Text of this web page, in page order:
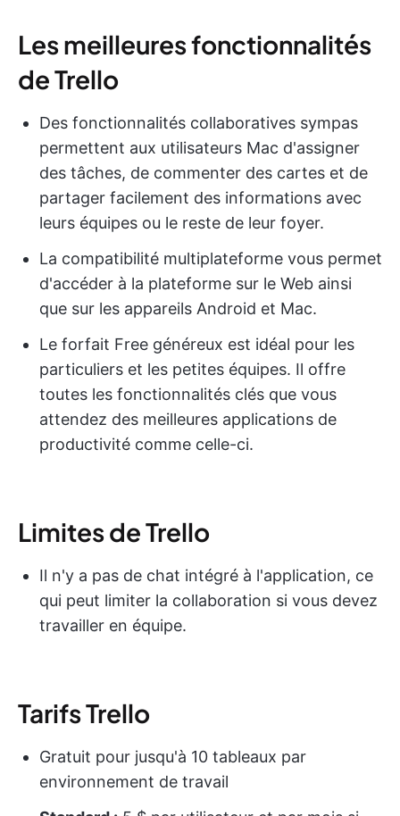
Les meilleures fonctionnalités
de Trello
Des fonctionnalités collaboratives sympas
permettent aux utilisateurs Mac d'assigner
des tâches, de commenter des cartes et de
partager facilement des informations avec
leurs équipes ou le reste de leur foyer.
La compatibilité multiplateforme vous permet
d'accéder à la plateforme sur le Web ainsi
que sur les appareils Android et Mac.
Le forfait Free généreux est idéal pour les
particuliers et les petites équipes. Il offre
toutes les fonctionnalités clés que vous
attendez des meilleures applications de
productivité comme celle-ci.
Limites de Trello
Il n'y a pas de chat intégré à l'application, ce
qui peut limiter la collaboration si vous devez
travailler en équipe.
Tarifs Trello
Gratuit pour jusqu'à 10 tableaux par
environnement de travail